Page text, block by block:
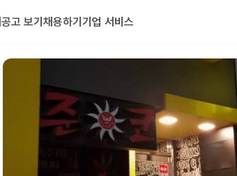
공고 보기 채용하기 기업 서비스